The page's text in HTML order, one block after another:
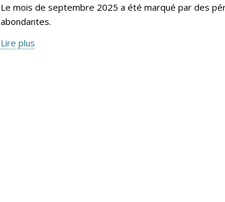
Le mois de septembre 2025 a été marqué par des
abondantes.
Lire plus